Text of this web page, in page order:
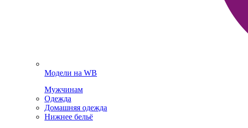
Модели на WB
Мужчинам
Одежда
Домашняя одежда
Нижнее бельё